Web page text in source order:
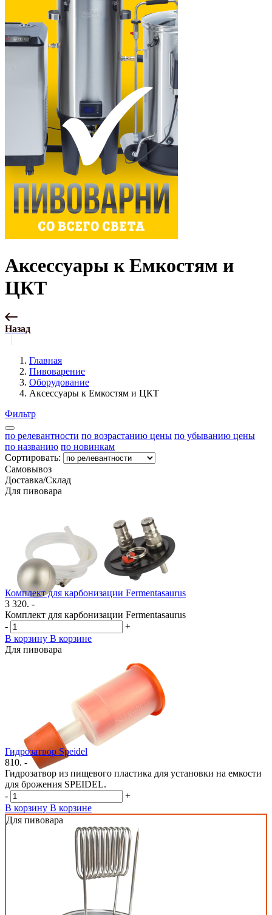
Аксессуары к Емкостям и
ЦКТ
Назад
Главная
Пивоварение
Оборудование
Аксессуары к Емкостям и ЦКТ
Фильтр
по релевантности по возрастанию цены по убыванию цены
по названию по новинкам
Сортировать:
Самовывоз
Доставка/Склад
Для пивовара
Комплект для карбонизации Fermentasaurus
3 320. -
Комплект для карбонизации Fermentasaurus
-
+
В корзину В корзине
Для пивовара
Гидрозатвор Speidel
810. -
Гидрозатвор из пищевого пластика для установки на емкости
для брожения SPEIDEL.
-
+
В корзину В корзине
Для пивовара